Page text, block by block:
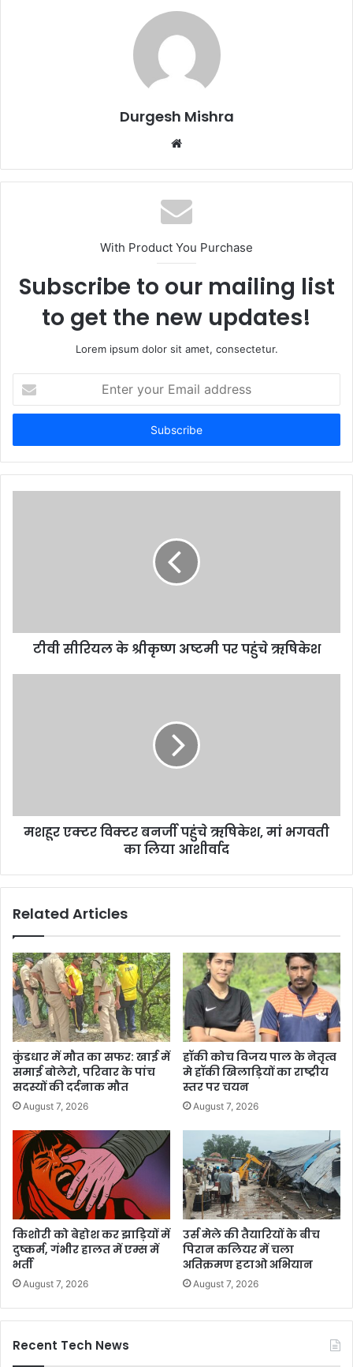
Durgesh Mishra
Website
With Product You Purchase
Subscribe to our mailing list
to get the new updates!
Lorem ipsum dolor sit amet, consectetur.
your
Email
टीवी ​सीरियल के श्रीकृष्ण अष्टमी पर पहुंचे ऋ​षिकेश
मशहूर एक्टर विक्टर बनर्जी पहुंचे ऋषिकेश, मां भगवती
का लिया आशीर्वाद
Related Articles
कुंडधार में मौत का सफर: खाई में
समाई बोलेरो, परिवार के पांच
सदस्यों की दर्दनाक मौत
August 7, 2026
हॉकी कोच विजय पाल के नेतृत्व
मे हॉकी खिलाड़ियों का राष्ट्रीय
स्तर पर चयन
August 7, 2026
किशोरी को बेहोश कर झाड़ियों में
दुष्कर्म, गंभीर हालत में एम्स में
भर्ती
August 7, 2026
उर्स मेले की तैयारियों के बीच
पिरान कलियर में चला
अतिक्रमण हटाओ अभियान
August 7, 2026
Recent Tech News